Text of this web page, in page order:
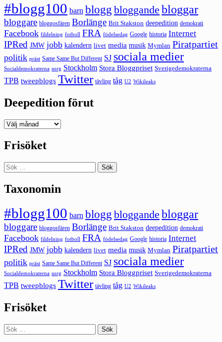
#blogg100 barn blogg bloggande bloggar
bloggare bloggosfären Borlänge Brit Stakston deepedition demokrati
Facebook fildelning fotboll FRA födelsedag Google historia Internet
IPRed JMW jobb kalendern livet media musik Mymlan Piratpartiet
politik präst Same Same But Different SJ sociala medier
Socialdemokraterna sorg Stockholm Stora Bloggpriset Sverigedemokraterna
TPB tweepblogs Twitter tävling tåg U2 Wikileaks
Deepedition förut
Deepedition
Frisöket
Sök
efter:
Taxonomin
#blogg100 barn blogg bloggande bloggar
bloggare bloggosfären Borlänge Brit Stakston deepedition demokrati
Facebook fildelning fotboll FRA födelsedag Google historia Internet
IPRed JMW jobb kalendern livet media musik Mymlan Piratpartiet
politik präst Same Same But Different SJ sociala medier
Socialdemokraterna sorg Stockholm Stora Bloggpriset Sverigedemokraterna
TPB tweepblogs Twitter tävling tåg U2 Wikileaks
Frisöket
Sök
efter: